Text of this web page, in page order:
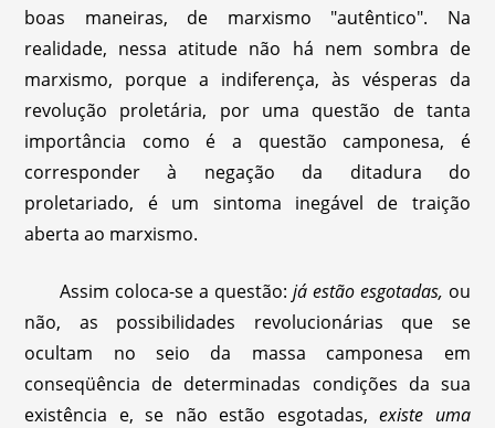
boas maneiras, de marxismo "autêntico". Na
realidade, nessa atitude não há nem sombra de
marxismo, porque a indiferença, às vésperas da
revolução proletária, por uma questão de tanta
importância como é a questão camponesa, é
corresponder à negação da ditadura do
proletariado, é um sintoma inegável de traição
aberta ao marxismo.
Assim coloca-se a questão: já estão esgotadas, ou
não, as possibilidades revolucionárias que se
ocultam no seio da massa camponesa em
conseqüência de determinadas condições da sua
existência e, se não estão esgotadas,existe uma